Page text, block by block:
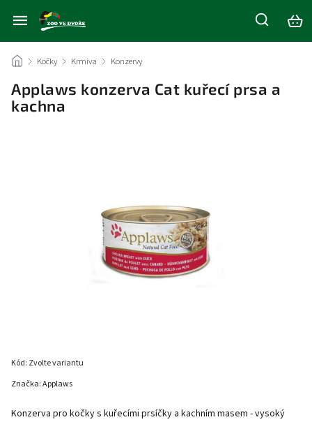
/ Kočky / Krmiva / Konzervy
Applaws konzerva Cat kuřecí prsa a
kachna
Kód: Zvolte variantu
Konzerva pro kočky s kuřecími prsíčky a kachním masem - vysoký
Značka:Applaws